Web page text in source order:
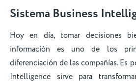
Sistema Business
Hoy en día, tomar decisiones
información es uno de los
diferenciación de las compañías. Es
Intelligence sirve para